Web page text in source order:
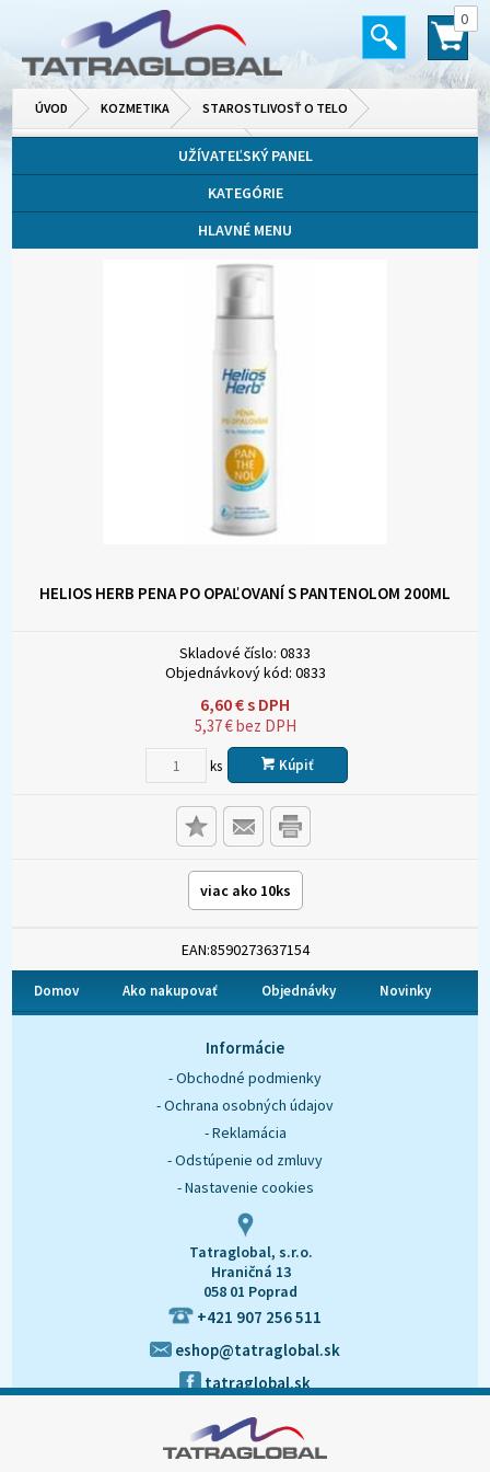
0
ÚVOD KOZMETIKA STAROSTLIVOSŤ O TELO
OPAĽOVACIE MLIEKA, KRÉMY A OLEJEUŽÍVATEĽSKÝ PANEL
KATEGÓRIE
HLAVNÉ MENU
HELIOS HERB PENA PO OPAĽOVANÍ S PANTENOLOM 200ML
Skladové číslo: 0833
Objednávkový kód: 0833
6,60€s DPH
5,37€bez DPH
ks Kúpiť
viac ako 10ks
EAN:8590273637154
Domov Ako nakupovať Objednávky Novinky
Informácie
- Obchodné podmienky
- Ochrana osobných údajov
- Reklamácia
- Odstúpenie od zmluvy
- Nastavenie cookies
Tatraglobal, s.r.o.
Hraničná 13
058 01 Poprad
+421 907 256 511
eshop@tatraglobal.sk
tatraglobal.sk